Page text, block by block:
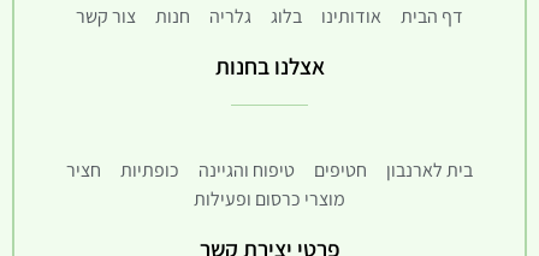
דף הבית אודותינו בלוג גלריה חנות צור קשר
אצלנו בחנות
בית לארנבון חטיפים טיפוח והגיינה כופתיות
חציר
מוצרי כרסום ופעילות
פרטי יצירת קשר